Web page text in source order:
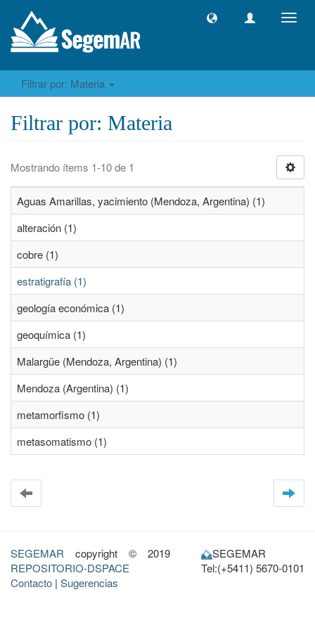
Filtrar por: Materia
Filtrar por: Materia
Mostrando ítems 1-10 de 1
Aguas Amarillas, yacimiento (Mendoza, Argentina) (1)
alteración (1)
cobre (1)
estratigrafía (1)
geología económica (1)
geoquímica (1)
Malargüe (Mendoza, Argentina) (1)
Mendoza (Argentina) (1)
metamorfismo (1)
metasomatismo (1)
SEGEMAR copyright © 2019
REPOSITORIO-DSPACE
Contacto | Sugerencias
SEGEMAR
Tel:(+5411) 5670-0101